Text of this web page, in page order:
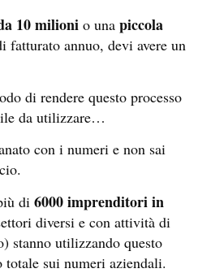
10 milioni o una piccola
fatturato annuo, devi avere un
di rendere questo processo
da utilizzare…
con i numeri e non sai
di 6000 imprenditori in
diversi e con attività di
stanno utilizzando questo
sui numeri aziendali.